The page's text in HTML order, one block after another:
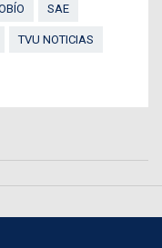
SAE
TVU NOTICIAS